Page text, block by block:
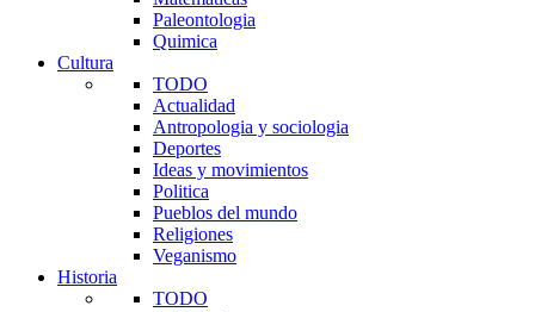
Paleontologia
Quimica
Cultura
TODO
Actualidad
Antropologia y sociologia
Deportes
Ideas y movimientos
Politica
Pueblos del mundo
Religiones
Veganismo
Historia
TODO